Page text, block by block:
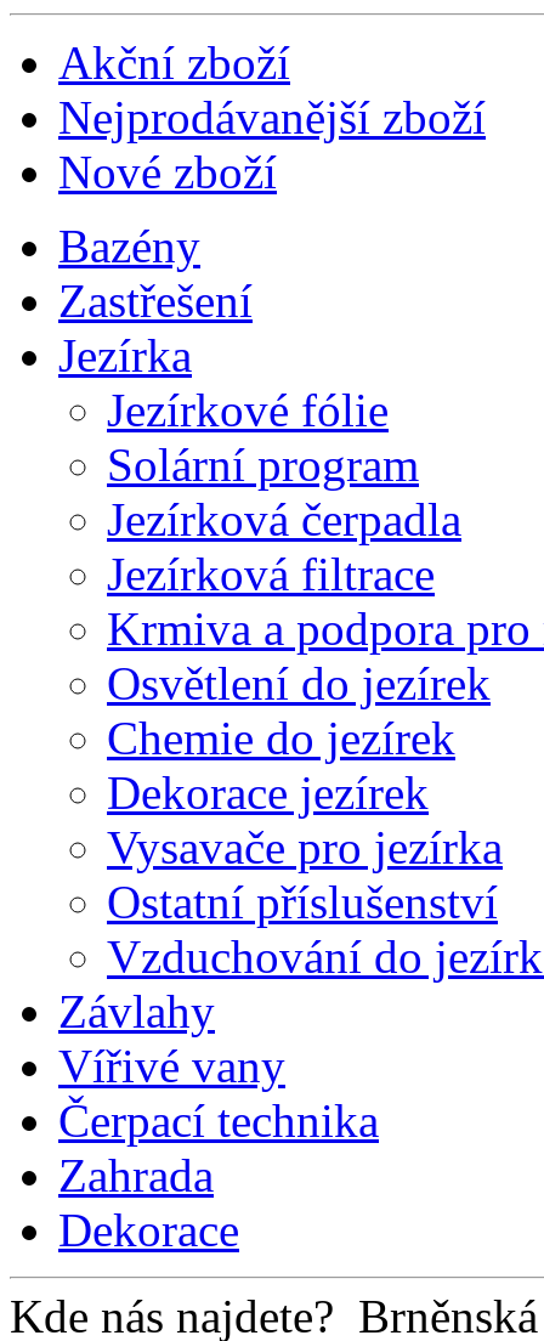
Akční zboží
Nejprodávanější zboží
Nové zboží
Bazény
Zastřešení
Jezírka
Jezírkové fólie
Solární program
Jezírková čerpadla
Jezírková filtrace
Krmiva a podpora
Osvětlení do jezírek
Chemie do jezírek
Dekorace jezírek
Vysavače pro jezírka
Ostatní příslušenství
Vzduchování do
Závlahy
Vířivé vany
Čerpací technika
Zahrada
Dekorace
Kde nás najdete?